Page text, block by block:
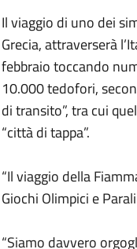
Il viaggio di uno dei
Grecia, attraverserà
febbraio toccando
10.000 tedofori,
di transito”, tra cui
“città di tappa”.
“Il viaggio della
Giochi Olimpici e
“Siamo davvero